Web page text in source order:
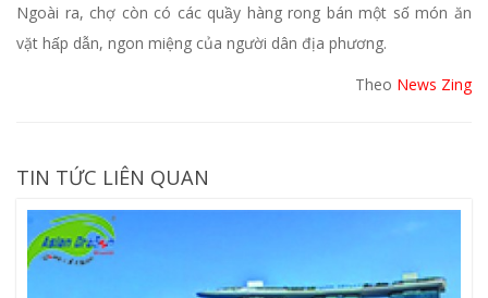
Ngoài ra, chợ còn có các quầy hàng rong bán một số món ăn
vặt hấp dẫn, ngon miệng của người dân địa phương.
Theo News Zing
TIN TỨC LIÊN QUAN